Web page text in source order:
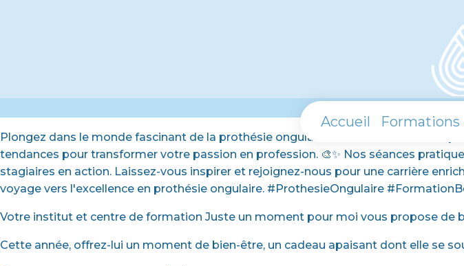
Accueil Formations
Plongez dans le monde fascinant de la prothésie ongulaire avec nos formations
tendances pour transformer votre passion en profession. 🎨✨ Nos séances
stagiaires en action. Laissez-vous inspirer et rejoignez-nous pour une carrière
voyage vers l'excellence en prothésie ongulaire. #ProthesieOngulaire
Votre institut et centre de formation Juste un moment pour moi vous propose de
Cette année, offrez-lui un moment de bien-être, un cadeau apaisant dont elle se